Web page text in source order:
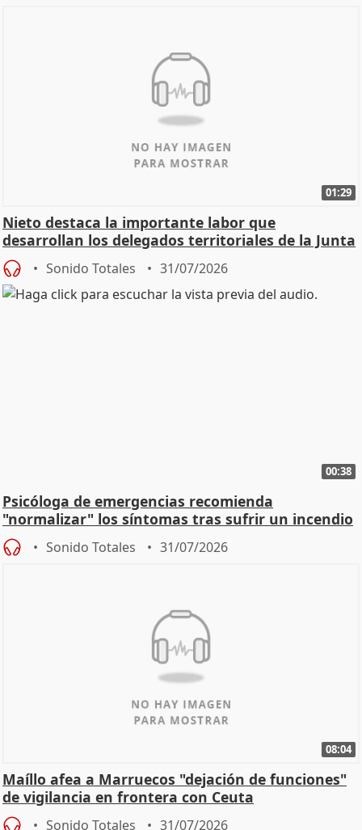
01:29
Nieto destaca la importante labor que
desarrollan los delegados territoriales de la Junta
Sonido Totales 31/07/2026
00:38
Psicóloga de emergencias recomienda
"normalizar" los síntomas tras sufrir un incendio
Sonido Totales 31/07/2026
08:04
Maíllo afea a Marruecos "dejación de funciones"
de vigilancia en frontera con Ceuta
Sonido Totales 31/07/2026